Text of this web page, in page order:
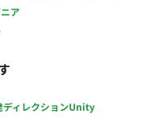
ア
ディレクションUnity